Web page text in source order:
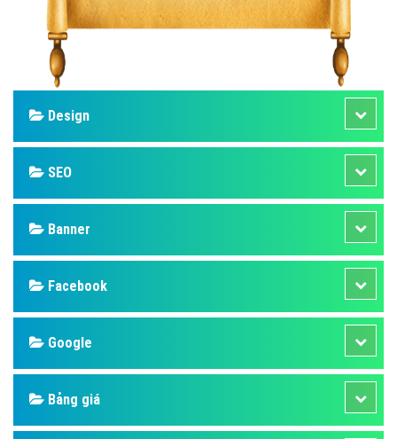
Design
SEO
Banner
Facebook
Google
Bảng giá